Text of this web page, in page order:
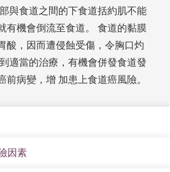
與食道之間的下食道括約肌不能
有機會倒流至食道。 食道的黏膜
酸，因而遭侵蝕受傷，令胸口灼
適當的治療，有機會併發食道發
前病變，增 加患上食道癌風險。
因素